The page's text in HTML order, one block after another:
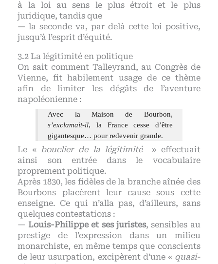
à la loi au sens le plus étroit et le plus
juridique, tandis que
— la seconde va, par delà cette loi positive,
jusqu’à l’esprit d’équité.
La légitimité en politique
On sait comment Talleyrand, au Congrès de
Vienne, fit habilement usage de ce thème
afin de limiter les dégâts de l’aventure
napoléonienne :
Avec la Maison de Bourbon,
s’exclamait-il, la France cesse d’être
gigantesque… pour redevenir grande.
Le « bouclier de la légitimité
» effectuait
ainsi son entrée dans le vocabulaire
proprement politique.
Après 1830, les fidèles de la branche aînée des
Bourbons placèrent leur cause sous cette
enseigne. Ce qui n’alla pas, d’ailleurs, sans
quelques contestations :
— Louis-Philippe et ses juristes, sensibles au
prestige de l’expression dans un milieu
monarchiste, en même temps que conscients
de leur usurpation, excipèrent d’une « quasi-